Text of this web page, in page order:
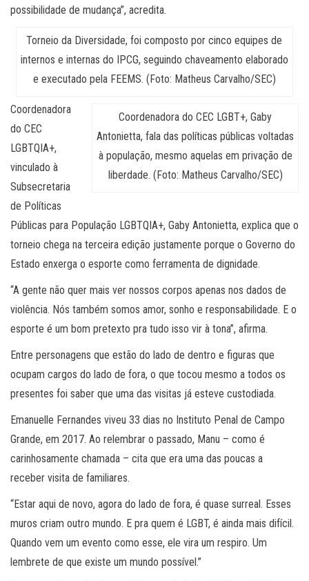
possibilidade de mudança”, acredita.
Torneio da Diversidade, foi composto por cinco equipes de
internos e internas do IPCG, seguindo chaveamento elaborado
e executado pela FEEMS. (Foto: Matheus Carvalho/SEC)
Coordenadora do CEC LGBT+, Gaby
Antonietta, fala das políticas públicas voltadas
à população, mesmo aquelas em privação de
liberdade. (Foto: Matheus Carvalho/SEC)
Coordenadora
do CEC
LGBTQIA+,
vinculado à
Subsecretaria
de Políticas
Públicas para População LGBTQIA+, Gaby Antonietta, explica que o
torneio chega na terceira edição justamente porque o Governo do
Estado enxerga o esporte como ferramenta de dignidade.
“A gente não quer mais ver nossos corpos apenas nos dados de
violência. Nós também somos amor, sonho e responsabilidade. E o
esporte é um bom pretexto pra tudo isso vir à tona”, afirma.
Entre personagens que estão do lado de dentro e figuras que
ocupam cargos do lado de fora, o que tocou mesmo a todos os
presentes foi saber que uma das visitas já esteve custodiada.
Emanuelle Fernandes viveu 33 dias no Instituto Penal de Campo
Grande, em 2017. Ao relembrar o passado, Manu – como é
carinhosamente chamada – cita que era uma das poucas a
receber visita de familiares.
“Estar aqui de novo, agora do lado de fora, é quase surreal. Esses
muros criam outro mundo. E pra quem é LGBT, é ainda mais difícil.
Quando vem um evento como esse, ele vira um respiro. Um
lembrete de que existe um mundo possível.”